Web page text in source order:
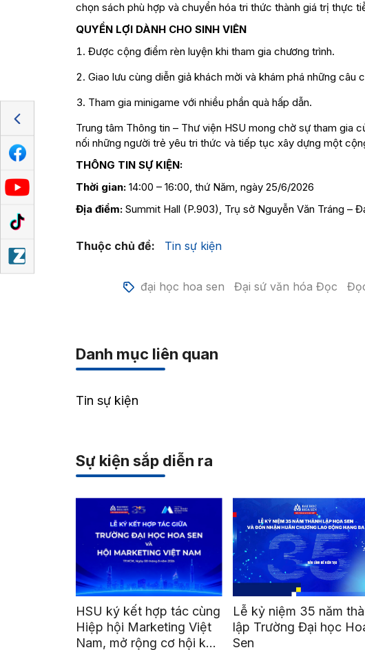
chọn sách phù hợp và chuyển hóa tri thức thành giá trị thực
QUYỀN LỢI DÀNH CHO SINH VIÊN
Được cộng điểm rèn luyện khi tham gia chương trình.
Giao lưu cùng diễn giả khách mời và khám phá những câu
Tham gia minigame với nhiều phần quà hấp dẫn.
Trung tâm Thông tin – Thư viện HSU mong chờ sự tham gia
nối những người trẻ yêu tri thức và tiếp tục xây dựng một
THÔNG TIN SỰ KIỆN:
Thời gian:14:00 – 16:00, thứ Năm, ngày 25/6/2026
Địa điểm:Summit Hall (P.903), Trụ sở Nguyễn Văn Tráng –
Thuộc chủ đề: Tin sự kiện
đại học hoa sen Đại sứ văn hóa Đọc
Danh mục liên quan
Tin sự kiện
Sự kiện sắp diễn ra
HSU ký kết hợp tác cùng
Hiệp hội Marketing Việt
Nam, mở rộng cơ hội kết
Lễ kỷ niệm 35 năm
lập Trường Đại học
Sen